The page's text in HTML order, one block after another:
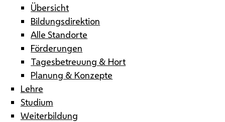
Übersicht
Bildungsdirektion
Alle Standorte
Förderungen
Tagesbetreuung & Hort
Planung & Konzepte
Lehre
Studium
Weiterbildung